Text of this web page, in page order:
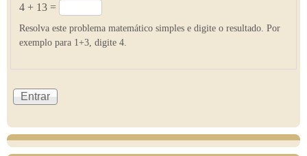
4 + 13 =
Resolva este problema matemático simples e digite o resultado. Por
exemplo para 1+3, digite 4.